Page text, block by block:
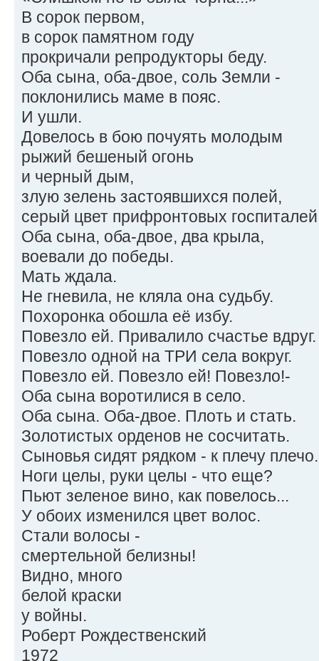
В сорок первом,
в сорок памятном году
прокричали репродукторы беду.
Оба сына, оба-двое, соль Земли -
поклонились маме в пояс.
И ушли.
Довелось в бою почуять молодым
рыжий бешеный огонь
и черный дым,
злую зелень застоявшихся полей,
серый цвет прифронтовых
Оба сына, оба-двое, два крыла,
воевали до победы.
Мать ждала.
Не гневила, не кляла она судьбу.
Похоронка обошла её избу.
Повезло ей. Привалило счастье вдруг.
Повезло одной на ТРИ села вокруг.
Повезло ей. Повезло ей! Повезло!-
Оба сына воротилися в село.
Оба сына. Оба-двое. Плоть и стать.
Золотистых орденов не сосчитать.
Сыновья сидят рядком - к плечу плечо.
Ноги целы, руки целы - что еще?
Пьют зеленое вино, как повелось...
У обоих изменился цвет волос.
Стали волосы -
смертельной белизны!
Видно, много
белой краски
у войны.
Роберт Рождественский
1972